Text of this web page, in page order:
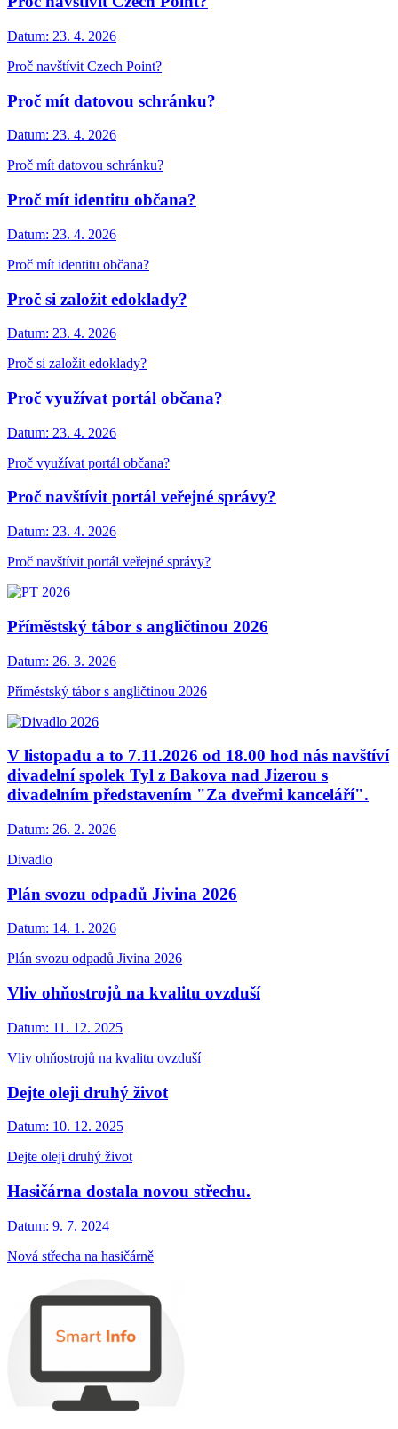
Datum: 23. 4. 2026
Proč navštívit Czech Point?
Proč mít datovou schránku?
Datum: 23. 4. 2026
Proč mít datovou schránku?
Proč mít identitu občana?
Datum: 23. 4. 2026
Proč mít identitu občana?
Proč si založit edoklady?
Datum: 23. 4. 2026
Proč si založit edoklady?
Proč využívat portál občana?
Datum: 23. 4. 2026
Proč využívat portál občana?
Proč navštívit portál veřejné správy?
Datum: 23. 4. 2026
Proč navštívit portál veřejné správy?
Příměstský tábor s angličtinou 2026
Datum: 26. 3. 2026
Příměstský tábor s angličtinou 2026
V listopadu a to 7.11.2026 od 18.00 hod nás navštíví
divadelní spolek Tyl z Bakova nad Jizerou s
divadelním představením "Za dveřmi kanceláří".
Datum: 26. 2. 2026
Divadlo
Plán svozu odpadů Jivina 2026
Datum: 14. 1. 2026
Plán svozu odpadů Jivina 2026
Vliv ohňostrojů na kvalitu ovzduší
Datum: 11. 12. 2025
Vliv ohňostrojů na kvalitu ovzduší
Dejte oleji druhý život
Datum: 10. 12. 2025
Dejte oleji druhý život
Hasičárna dostala novou střechu.
Datum: 9. 7. 2024
Nová střecha na hasičárně